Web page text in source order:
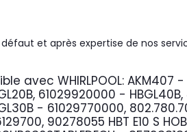
et après expertise de nos
avec WHIRLPOOL: AKM407
61029920000 -
- 61029770000,
90278055 HBT E10 S